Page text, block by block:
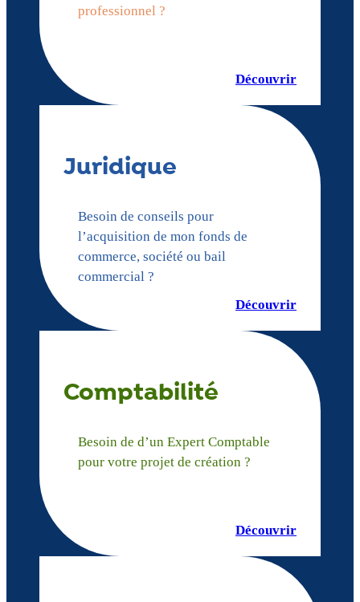
professionnel ?
Découvrir
Juridique
Besoin de conseils pour
l’acquisition de mon fonds de
commerce, société ou bail
commercial ?
Découvrir
Comptabilité
Besoin de d’un Expert Comptable
pour votre projet de création ?
Découvrir